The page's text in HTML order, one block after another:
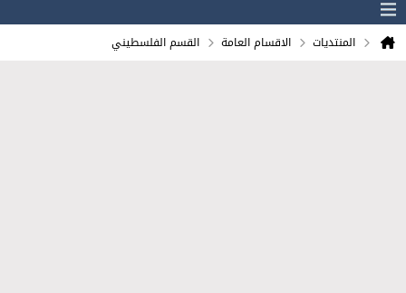
المنتديات الاقسام العامة القسم الفلسطيني